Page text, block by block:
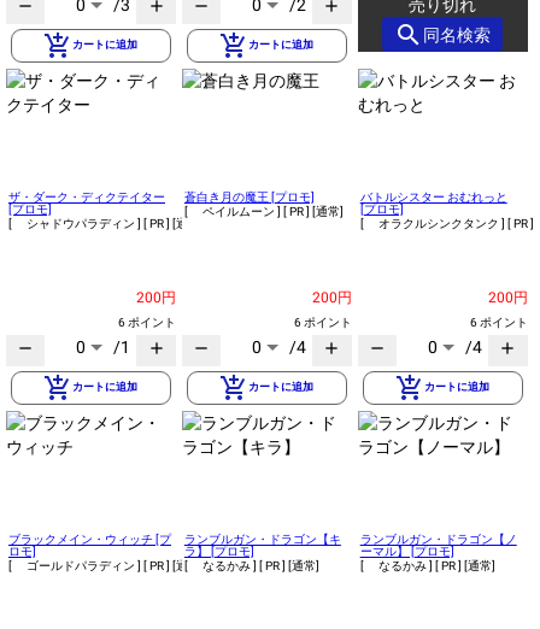
remove 0 /3 add
add_shopping_cart カートに追加
remove 0 /2 add
add_shopping_cart カートに追加
売り切れ
search 同名検索
ザ・ダーク・ディクテイター
[プロモ]
[ シャドウパラディン ] [ PR ] [通常]
200円
6 ポイント
remove 0 /1 add
add_shopping_cart カートに追加
蒼白き月の魔王 [プロモ]
[ ペイルムーン ] [ PR ] [通常]
200円
6 ポイント
remove 0 /4 add
add_shopping_cart カートに追加
バトルシスター おむれっと
[プロモ]
[ オラクルシンクタンク ] [ PR ]
200円
6 ポイント
remove 0 /4 add
add_shopping_cart カートに追加
ブラックメイン・ウィッチ [プ
ロモ]
[ ゴールドパラディン ] [ PR ] [通常]
ランブルガン・ドラゴン【キ
ラ】 [プロモ]
[ なるかみ ] [ PR ] [通常]
ランブルガン・ドラゴン【ノ
ーマル】 [プロモ]
[ なるかみ ] [ PR ] [通常]